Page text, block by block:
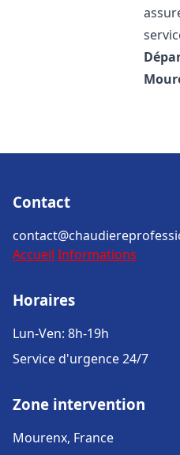
Contact
Accueil Informations
Horaires
Lun-Ven: 8h-19h
Service d'urgence 24/7
Zone intervention
Mourenx, France